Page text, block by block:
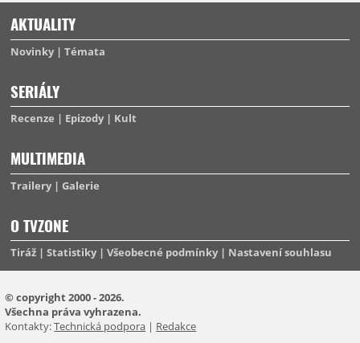
AKTUALITY
Novinky Témata
SERIÁLY
Recenze Epizody Kult
MULTIMEDIA
Trailery Galerie
O TVZONE
Tiráž Statistiky Všeobecné podmínky Nastavení souhlasu
© copyright 2000 - 2026.
Všechna práva vyhrazena.
Kontakty:Technická podpora | Redakce